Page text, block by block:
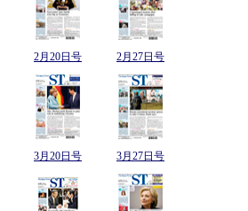
2月20日号 2月27日号
3月20日号 3月27日号